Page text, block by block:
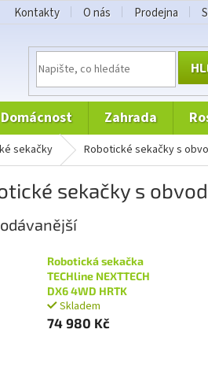
Kontakty O nás Prodejna
domácnost zahrada
sekačky Robotické sekačky s
sekačky s
Robotická sekačka
TECHline NEXTTECH
DX6 4WD HRTK
Skladem
74 980 Kč